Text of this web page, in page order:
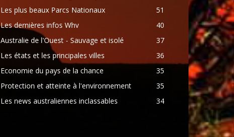
Les plus beaux Parcs Nationaux
51
Les dernières infos Whv
40
Australie de l'Ouest - Sauvage et isolé
37
Les états et les principales villes
36
Economie du pays de la chance
35
Protection et atteinte à l'environnement
35
Les news australiennes inclassables
34